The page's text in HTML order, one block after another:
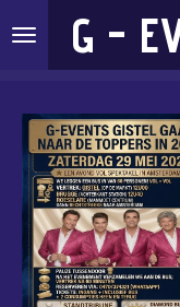
Ga
de
hoofdinhoud
G -